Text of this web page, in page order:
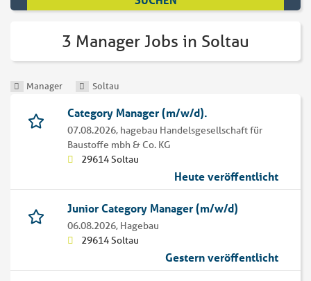
3 Manager Jobs in Soltau
Manager Soltau
Category Manager (m/w/d).
07.08.2026, hagebau Handelsgesellschaft für
Baustoffe mbh & Co. KG
29614 Soltau
Heute veröffentlicht
Junior Category Manager (m/w/d)
06.08.2026, Hagebau
29614 Soltau
Gestern veröffentlicht